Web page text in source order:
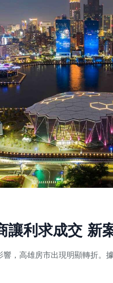
讓利求成交 新
，高雄房市出現明顯轉折。